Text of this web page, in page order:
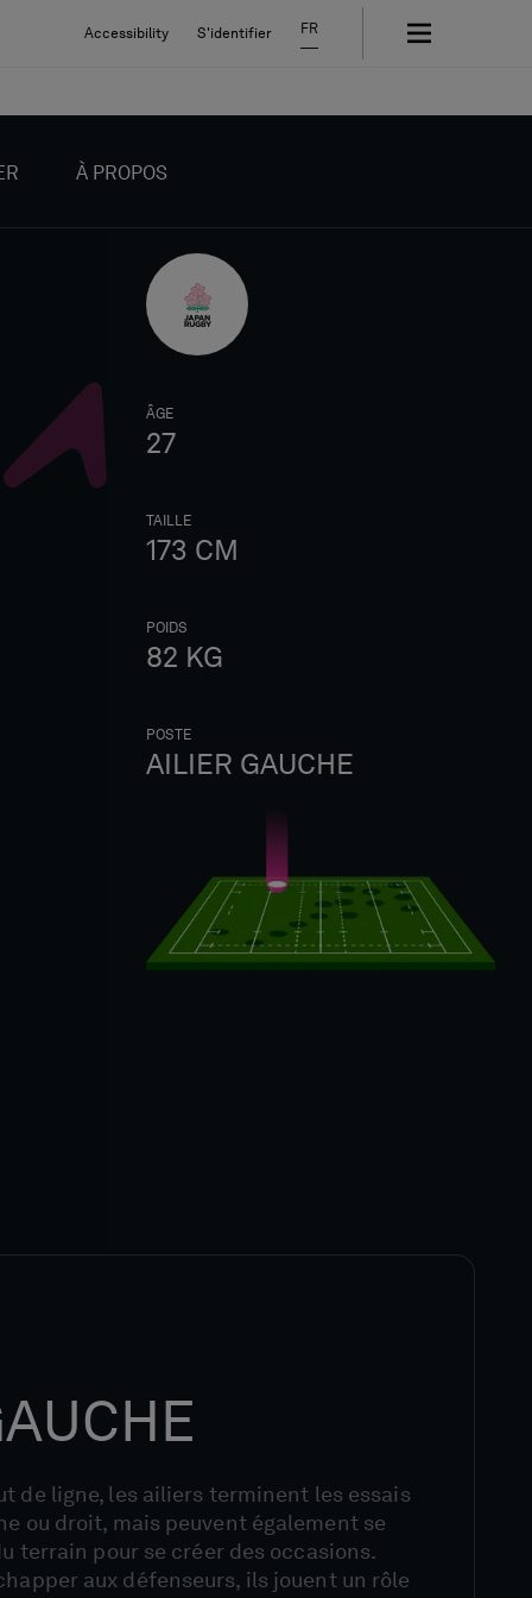
Accessibility S'identifier FR
À PROPOS
ÂGE
27
TAILLE
173 CM
POIDS
82 KG
POSTE
AILIER GAUCHE
de ligne, les ailiers terminent les essais
ou droit, mais peuvent également se
terrain pour se créer des occasions.
aux défenseurs, ils jouent un rôle